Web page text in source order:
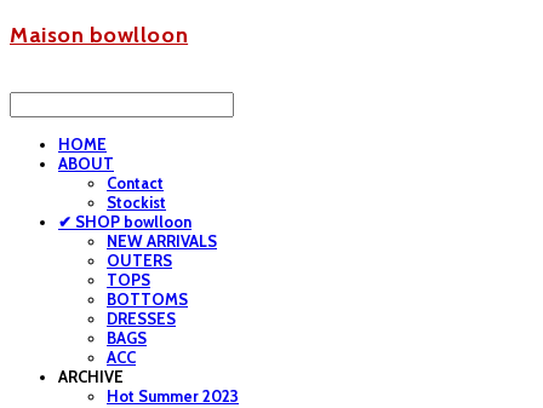
Maison bowlloon
HOME
ABOUT
Contact
Stockist
✔ SHOP bowlloon
NEW ARRIVALS
OUTERS
TOPS
BOTTOMS
DRESSES
BAGS
ACC
ARCHIVE
Hot Summer 2023